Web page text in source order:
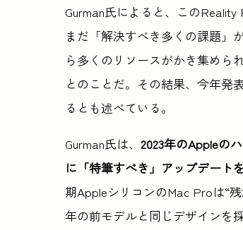
Gurman氏によると、この
まだ「解決すべき多くの課題」
ら多くのリソースがかき集めら
とのことだ。その結果、今年発
るとも述べている。
Gurman氏は、 2023年のAppleの
に「特筆すべき」アップデート
期AppleシリコンのMac Proは“
年の前モデルと同じデザインを